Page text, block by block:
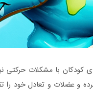
کودکان با مشکلات
و عضلات و تعادل خود را